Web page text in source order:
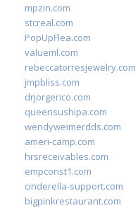
mpzin.com
stcreal.com
PopUpFlea.com
valueml.com
rebeccatorresjewelry.com
jmpbliss.com
drjorgerico.com
queensushipa.com
wendyweimerdds.com
ameri-camp.com
hrsreceivables.com
empconst1.com
cinderella-support.com
bigpinkrestaurant.com